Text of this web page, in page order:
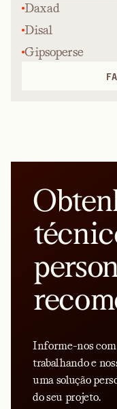
Daxad
Disal
Gipsoperse
Informe-nos com
trabalhando e
uma solução
do seu projeto.